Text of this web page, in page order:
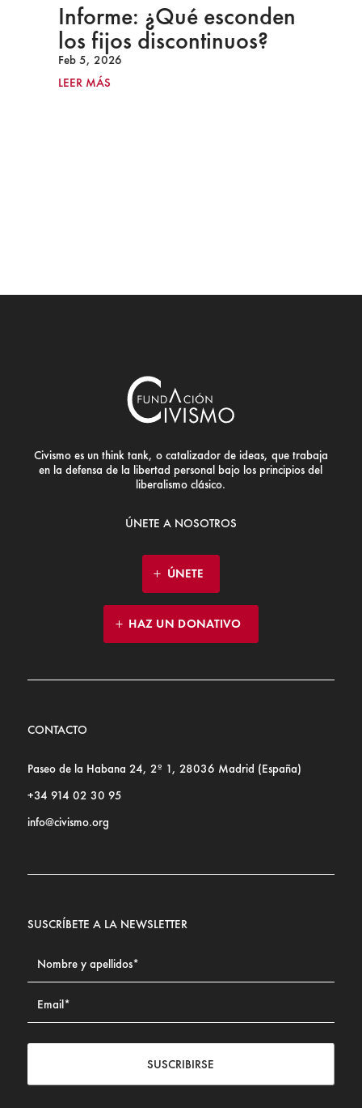
Informe: ¿Qué esconden
los fijos discontinuos?
Feb 5, 2026
LEER MÁS
Civismo es un think tank, o catalizador de ideas, que trabaja
en la defensa de la libertad personal bajo los principios del
liberalismo clásico.
ÚNETE A NOSOTROS
ÚNETE
HAZ UN DONATIVO
CONTACTO
Paseo de la Habana 24, 2º 1, 28036 Madrid (España)
+34 914 02 30 95
info@civismo.org
SUSCRÍBETE A LA NEWSLETTER
SUSCRIBIRSE